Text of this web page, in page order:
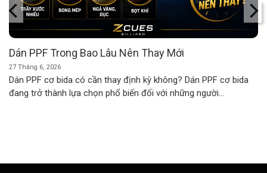
Dán PPF Trong Bao Lâu Nên Thay Mới
27 Tháng 6, 2026
Dán PPF cơ bida có cần thay định kỳ không? Dán PPF cơ bida
đang trở thành lựa chọn phổ biến đối với những người...